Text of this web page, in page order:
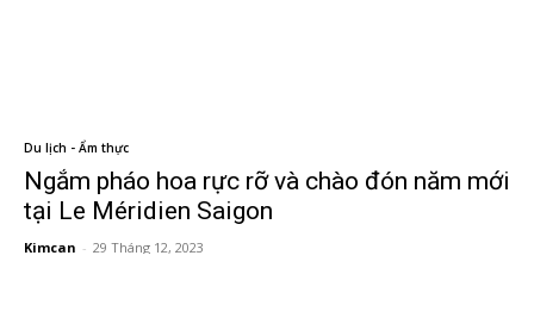
Du lịch - Ẩm thực
Ngắm pháo hoa rực rỡ và chào đón năm mới
tại Le Méridien Saigon
Kimcan - 29 Tháng 12, 2023